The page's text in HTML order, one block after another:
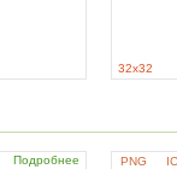
32x32
Подробнее PNG